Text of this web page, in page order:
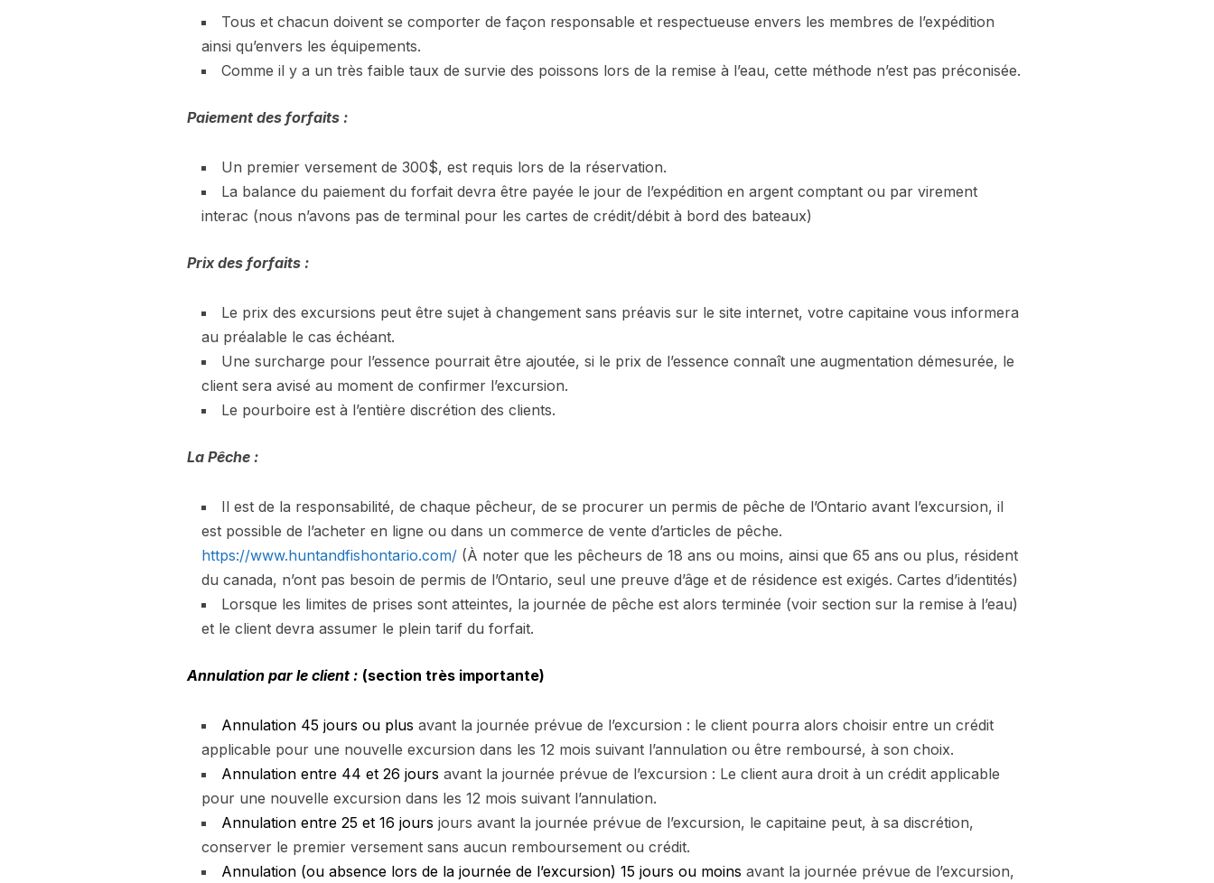
Tous et chacun doivent se comporter de façon responsable et respectueuse envers les membres de l’expédition
ainsi qu’envers les équipements.
Comme il y a un très faible taux de survie des poissons lors de la remise à l’eau, cette méthode n’est pas préconisée.
Paiement des forfaits :
Un premier versement de 300$, est requis lors de la réservation.
La balance du paiement du forfait devra être payée le jour de l’expédition en argent comptant ou par virement
interac (nous n’avons pas de terminal pour les cartes de crédit/débit à bord des bateaux)
Prix des forfaits :
Le prix des excursions peut être sujet à changement sans préavis sur le site internet, votre capitaine vous informera
au préalable le cas échéant.
Une surcharge pour l’essence pourrait être ajoutée, si le prix de l’essence connaît une augmentation démesurée, le
client sera avisé au moment de confirmer l’excursion.
Le pourboire est à l’entière discrétion des clients.
La Pêche :
Il est de la responsabilité, de chaque pêcheur, de se procurer un permis de pêche de l’Ontario avant l’excursion, il
est possible de l’acheter en ligne ou dans un commerce de vente d’articles de pêche.
https://www.huntandfishontario.com/ (À noter que les pêcheurs de 18 ans ou moins, ainsi que 65 ans ou plus, résident
du canada, n’ont pas besoin de permis de l’Ontario, seul une preuve d’âge et de résidence est exigés. Cartes d’identités)
Lorsque les limites de prises sont atteintes, la journée de pêche est alors terminée (voir section sur la remise à l’eau)
et le client devra assumer le plein tarif du forfait.
Annulation par le client : (section très importante)
Annulation 45 jours ou plus avant la journée prévue de l’excursion : le client pourra alors choisir entre un crédit
applicable pour une nouvelle excursion dans les 12 mois suivant l’annulation ou être remboursé, à son choix.
Annulation entre 44 et 26 jours avant la journée prévue de l’excursion : Le client aura droit à un crédit applicable
pour une nouvelle excursion dans les 12 mois suivant l’annulation.
Annulation entre 25 et 16 jours jours avant la journée prévue de l’excursion, le capitaine peut, à sa discrétion,
conserver le premier versement sans aucun remboursement ou crédit.
Annulation (ou absence lors de la journée de l’excursion) 15 jours ou moins avant la journée prévue de l’excursion,